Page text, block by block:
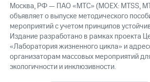
Москва, РФ — ПАО «МТС» (MOEX: MTSS,
объявляет о выпуске методического
мероприятий с учетом принципов
Издание разработано в рамках проекта
«Лаборатория жизненного цикла» и
организаторам массовых мероприятий
экологичности и инклюзивности.